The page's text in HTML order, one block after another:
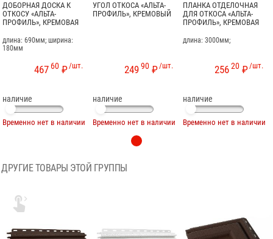
ДОБОРНАЯ ДОСКА К
ОТКОСУ «АЛЬТА-
ПРОФИЛЬ», КРЕМОВАЯ
длина: 690мм; ширина:
180мм
/шт.
467 60 ₽
наличие
Временно нет в наличии
УГОЛ ОТКОСА «АЛЬТА-
ПРОФИЛЬ», КРЕМОВЫЙ
/шт.
24990 ₽
наличие
Временно нет в наличии
ПЛАНКА ОТДЕЛОЧНАЯ
ДЛЯ ОТКОСА «АЛЬТА-
ПРОФИЛЬ», КРЕМОВАЯ
длина: 3000мм;
/шт.
25620 ₽
наличие
Временно нет в наличии
ДРУГИЕ ТОВАРЫ ЭТОЙ ГРУППЫ
